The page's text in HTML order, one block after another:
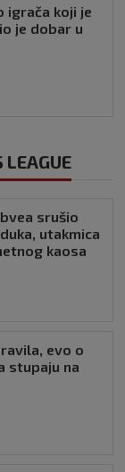
igrača koji je
je dobar u
LEAGUE
srušio
utakmica
kaosa
evo o
stupaju na